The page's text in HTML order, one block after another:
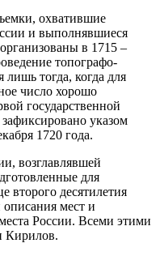
охватившие
и выполнявшиеся
в 1715 –
топографо-
лишь тогда, когда для
число хорошо
государственной
указом
1720 года.
возглавлявшей
для
второго десятилетия
мест и
России. Всеми этими
Кирилов.